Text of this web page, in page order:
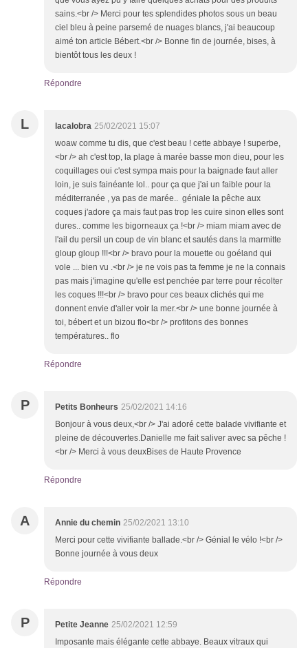
sains.<br /> Merci pour tes splendides photos sous un beau
ciel bleu à peine parsemé de nuages blancs, j'ai beaucoup
aimé ton article Bébert.<br /> Bonne fin de journée, bises, à
bientôt tous les deux !
Répondre
L lacalobra 25/02/2021 15:07
woaw comme tu dis, que c'est beau ! cette abbaye ! superbe,
<br /> ah c'est top, la plage à marée basse mon dieu, pour les
coquillages oui c'est sympa mais pour la baignade faut aller
loin, je suis fainéante lol.. pour ça que j'ai un faible pour la
méditerranée , ya pas de marée.. géniale la pêche aux
coques j'adore ça mais faut pas trop les cuire sinon elles sont
dures.. comme les bigorneaux ça !<br /> miam miam avec de
l'ail du persil un coup de vin blanc et sautés dans la marmitte
gloup gloup !!!<br /> bravo pour la mouette ou goéland qui
vole ... bien vu .<br /> je ne vois pas ta femme je ne la connais
pas mais j'imagine qu'elle est penchée par terre pour récolter
les coques !!!<br /> bravo pour ces beaux clichés qui me
donnent envie d'aller voir la mer.<br /> une bonne journée à
toi, bébert et un bizou flo<br /> profitons des bonnes
températures.. flo
Répondre
P Petits Bonheurs 25/02/2021 14:16
Bonjour à vous deux,<br /> J'ai adoré cette balade vivifiante et
pleine de découvertes.Danielle me fait saliver avec sa pêche !
<br /> Merci à vous deuxBises de Haute Provence
Répondre
A Annie du chemin 25/02/2021 13:10
Merci pour cette vivifiante ballade.<br /> Génial le vélo !<br />
Bonne journée à vous deux
Répondre
P Petite Jeanne 25/02/2021 12:59
Imposante mais élégante cette abbaye. Beaux vitraux qui